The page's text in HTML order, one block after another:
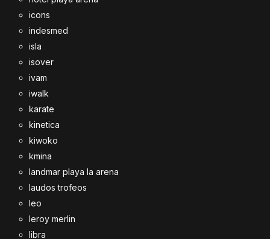
icons
indesmed
isla
isover
ivam
iwalk
karate
kinetica
kiwoko
kmina
landmar playa la arena
laudos trofeos
leo
leroy merlin
libra